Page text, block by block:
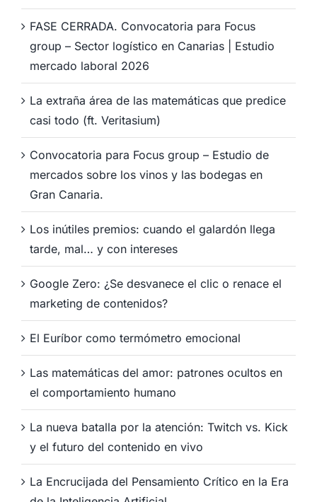
FASE CERRADA. Convocatoria para Focus
group – Sector logístico en Canarias | Estudio
mercado laboral 2026
La extraña área de las matemáticas que predice
casi todo (ft. Veritasium)
Convocatoria para Focus group – Estudio de
mercados sobre los vinos y las bodegas en
Gran Canaria.
Los inútiles premios: cuando el galardón llega
tarde, mal… y con intereses
Google Zero: ¿Se desvanece el clic o renace el
marketing de contenidos?
El Euríbor como termómetro emocional
Las matemáticas del amor: patrones ocultos en
el comportamiento humano
La nueva batalla por la atención: Twitch vs. Kick
y el futuro del contenido en vivo
La Encrucijada del Pensamiento Crítico en la Era